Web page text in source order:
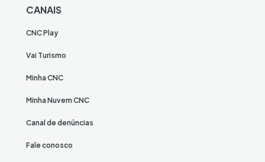
CANAIS
CNC Play
Vai Turismo
Minha CNC
Minha Nuvem CNC
Canal de denúncias
Fale conosco